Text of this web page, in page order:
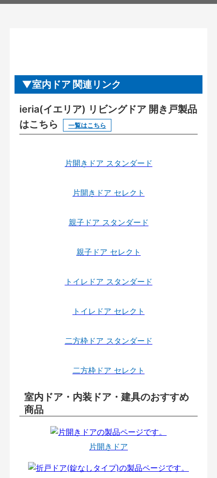
室内ドア 関連リンク
ieria(イエリア) リビングドア 開き戸製品
はこちら
一覧はこちら
片開きドア スタンダード
片開きドア セレクト
親子ドア スタンダード
親子ドア セレクト
トイレドア スタンダード
トイレドア セレクト
二方枠ドア スタンダード
二方枠ドア セレクト
室内ドア・内装ドア・建具のおすすめ
商品
片開きドア